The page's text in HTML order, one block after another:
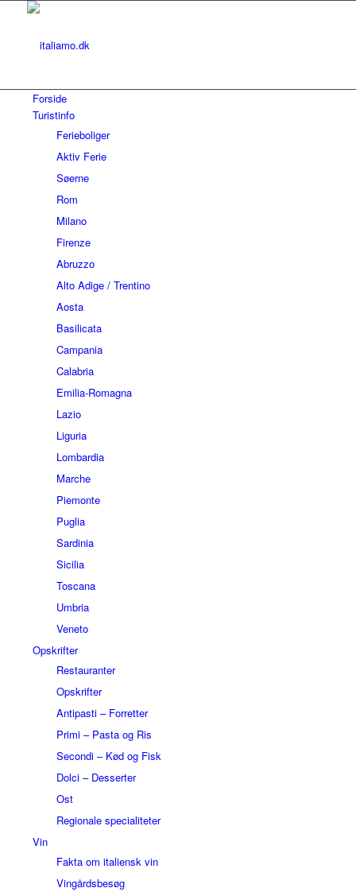
Forside
Turistinfo
Ferieboliger
Aktiv Ferie
Søerne
Rom
Milano
Firenze
Abruzzo
Alto Adige / Trentino
Aosta
Basilicata
Campania
Calabria
Emilia-Romagna
Lazio
Liguria
Lombardia
Marche
Piemonte
Puglia
Sardinia
Sicilia
Toscana
Umbria
Veneto
Opskrifter
Restauranter
Opskrifter
Antipasti – Forretter
Primi – Pasta og Ris
Secondi – Kød og Fisk
Dolci – Desserter
Ost
Regionale specialiteter
Vin
Fakta om italiensk vin
Vingårdsbesøg